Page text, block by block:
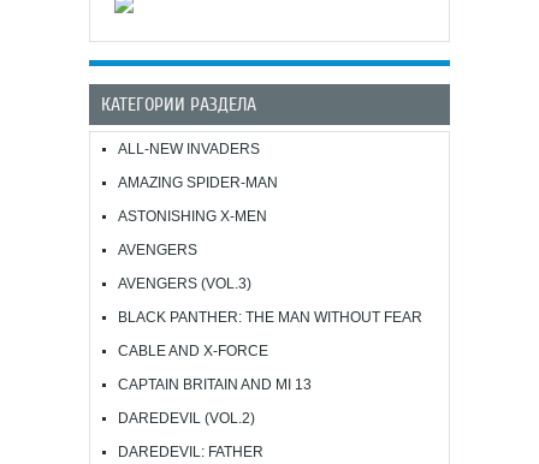
КАТЕГОРИИ РАЗДЕЛА
ALL-NEW INVADERS
AMAZING SPIDER-MAN
ASTONISHING X-MEN
AVENGERS
AVENGERS (VOL.3)
BLACK PANTHER: THE MAN WITHOUT FEAR
CABLE AND X-FORCE
CAPTAIN BRITAIN AND MI 13
DAREDEVIL (VOL.2)
DAREDEVIL: FATHER